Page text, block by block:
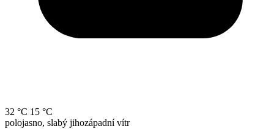
32 °C 15 °C
polojasno, slabý jihozápadní vítr